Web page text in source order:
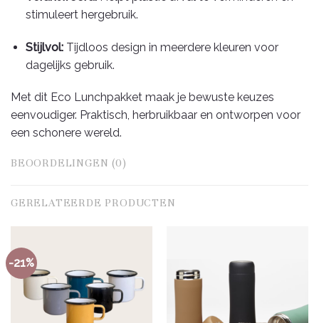
stimuleert hergebruik.
Stijlvol:Tijdloos design in meerdere kleuren voor
dagelijks gebruik.
Met dit Eco Lunchpakket maak je bewuste keuzes
eenvoudiger. Praktisch, herbruikbaar en ontworpen voor
een schonere wereld.
BEOORDELINGEN (0)
GERELATEERDE PRODUCTEN
-21%